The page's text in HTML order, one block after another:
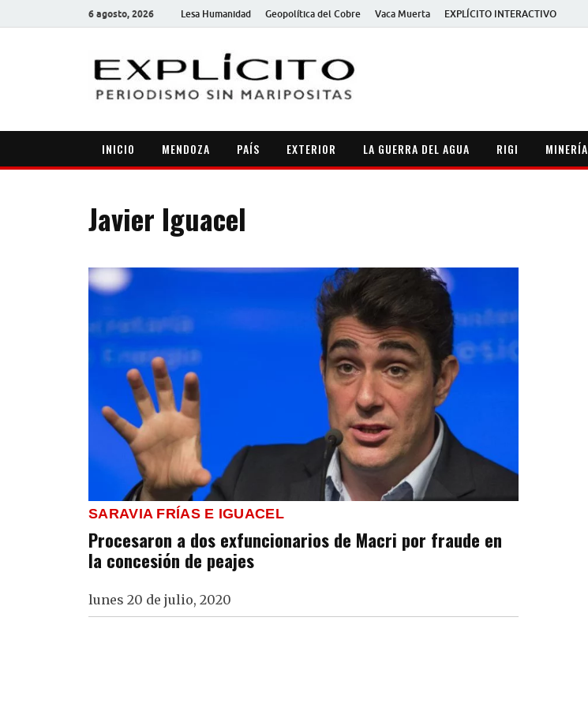
6 agosto, 2026 Lesa Humanidad Geopolítica del Cobre Vaca Muerta EXPLÍCITO INTERACTIVO
INICIO MENDOZA PAÍS EXTERIOR LA GUERRA DEL AGUA RIGI MINERÍA
Javier Iguacel
SARAVIA FRÍAS E IGUACEL
Procesaron a dos exfuncionarios de Macri por fraude en
la concesión de peajes
lunes 20 de julio, 2020